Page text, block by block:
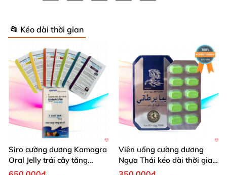
📂 Kéo dài thời gian
Siro cường dương Kamagra
Oral Jelly trái cây tăng
cường sinh lý nam
Viên uống cường dương
Ngựa Thái kéo dài thời gian
quan hệ